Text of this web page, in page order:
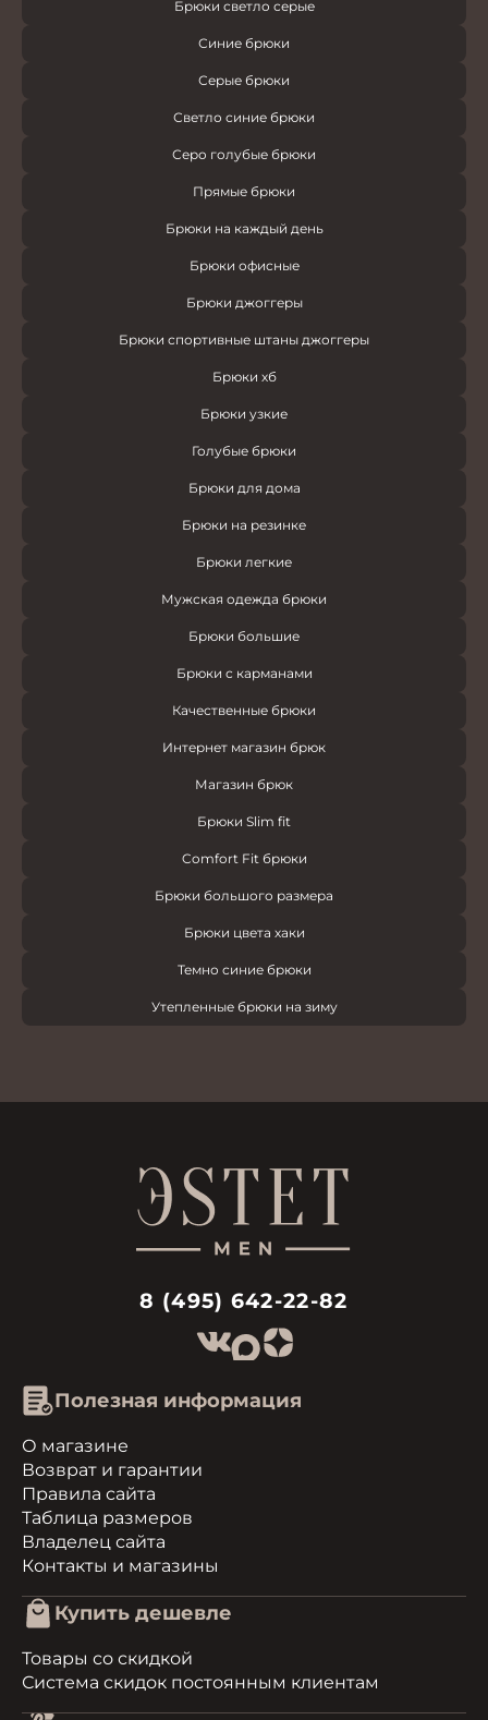
Брюки светло серые
Синие брюки
Серые брюки
Светло синие брюки
Серо голубые брюки
Прямые брюки
Брюки на каждый день
Брюки офисные
Брюки джоггеры
Брюки спортивные штаны джоггеры
Брюки хб
Брюки узкие
Голубые брюки
Брюки для дома
Брюки на резинке
Брюки легкие
Мужская одежда брюки
Брюки большие
Брюки с карманами
Качественные брюки
Интернет магазин брюк
Магазин брюк
Брюки Slim fit
Comfort Fit брюки
Брюки большого размера
Брюки цвета хаки
Темно синие брюки
Утепленные брюки на зиму
8 (495) 642-22-82
Полезная информация
О магазине
Возврат и гарантии
Правила сайта
Таблица размеров
Владелец сайта
Контакты и магазины
Купить дешевле
Товары со скидкой
Система скидок постоянным клиентам